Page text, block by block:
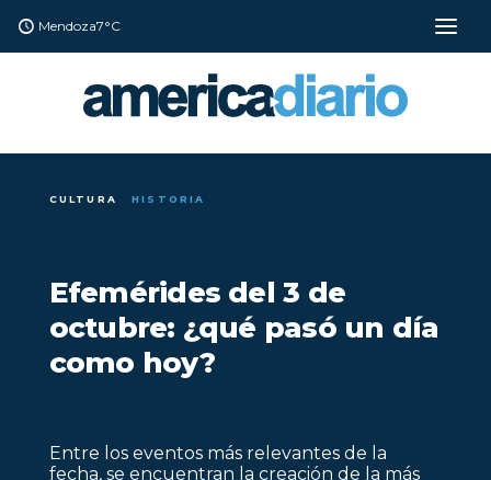
Mendoza7°C
CULTURA HISTORIA
Efemérides del 3 de
octubre: ¿qué pasó un día
como hoy?
Entre los eventos más relevantes de la
fecha, se encuentran la creación de la más